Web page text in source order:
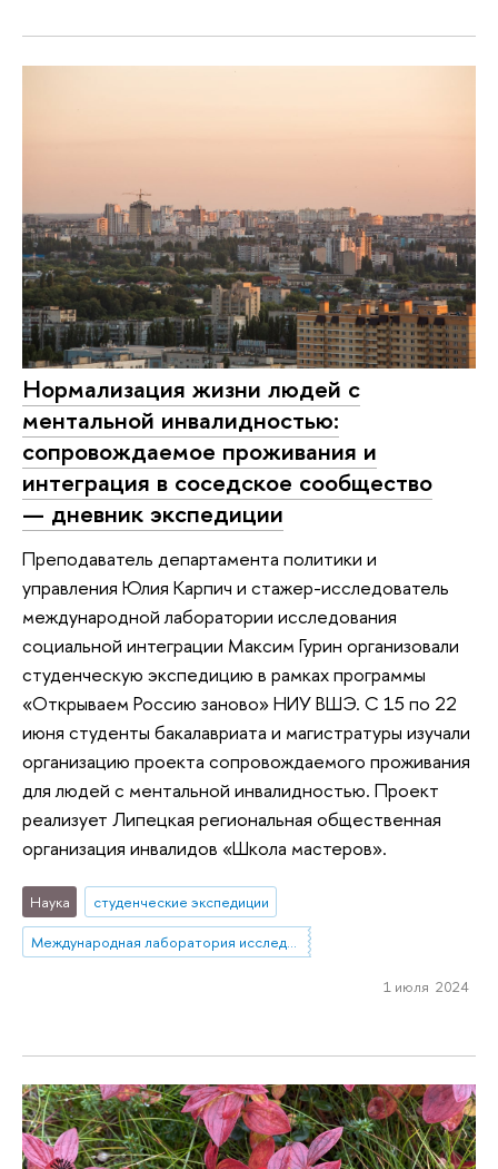
Нормализация жизни людей с
ментальной инвалидностью:
сопровождаемое проживания и
интеграция в соседское сообщество
— дневник экспедиции
Преподаватель департамента политики и
управления Юлия Карпич и стажер-исследователь
международной лаборатории исследования
социальной интеграции Максим Гурин организовали
студенческую экспедицию в рамках программы
«Открываем Россию заново» НИУ ВШЭ. С 15 по 22
июня студенты бакалавриата и магистратуры изучали
организацию проекта сопровождаемого проживания
для людей с ментальной инвалидностью. Проект
реализует Липецкая региональная общественная
организация инвалидов «Школа мастеров».
Наука
студенческие экспедиции
Международная лаборатория исследований социальной интеграции
1 июля 2024